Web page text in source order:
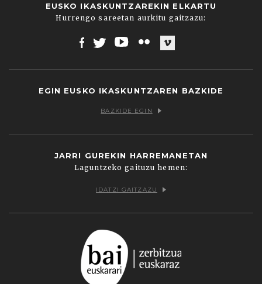
EUSKO IKASKUNTZAREKIN ELKARTU
Hurrengo sareetan aurkitu gaitzazu:
EGIN EUSKO IKASKUNTZAREN BAZKIDE
BAZKIDE EGIN
JARRI GUREKIN HARREMANETAN
Laguntzeko gaituzu hemen:
IDATZI GAITZAZU